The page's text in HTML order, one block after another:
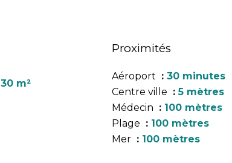
30 m²
Proximités
Aéroport
30 minutes
Centre ville
5 mètres
Médecin
100 mètres
Plage
100 mètres
Mer
100 mètres